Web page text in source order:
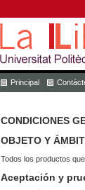
Principal
CONDICIONES
OBJETO Y
Todos los productos
Aceptación y